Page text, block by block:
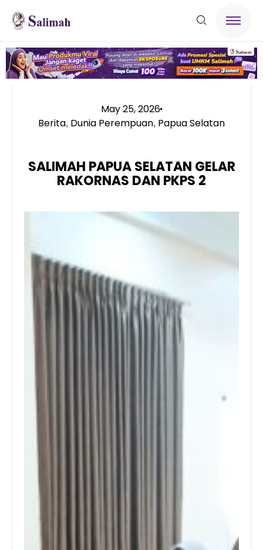
May 25, 2026
Berita, Dunia Perempuan, Papua Selatan
SALIMAH PAPUA SELATAN GELAR
RAKORNAS DAN PKPS 2